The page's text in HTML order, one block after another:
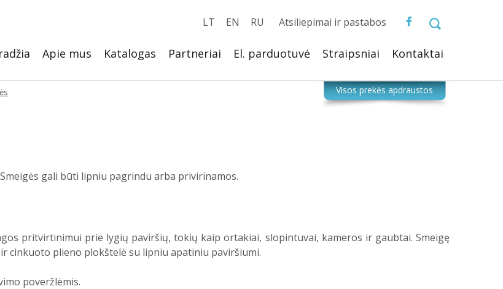
Atsiliepimai ir pastabos
LT EN RU
Apie mus Katalogas Partneriai El. parduotuvė Straipsniai Kontaktai
gali būti lipniu pagrindu arba privirinamos.
pritvirtinimui prie lygių paviršių, tokių kaip ortakiai, slopintuvai, kameros ir gaubtai. Smeigę
cinkuoto plieno plokštelė su lipniu apatiniu paviršiumi.
poveržlėmis.